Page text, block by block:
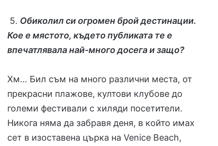
5. Обиколил си огромен брой дестинации.
Кое е мястото, където публиката те е
впечатлявала най-много досега и защо?
Хм… Бил съм на много различни места, от
прекрасни плажове, култови клубове до
големи фестивали с хиляди посетители.
Никога няма да забравя деня, в който имах
сет в изоставена църка на Venice Beach,